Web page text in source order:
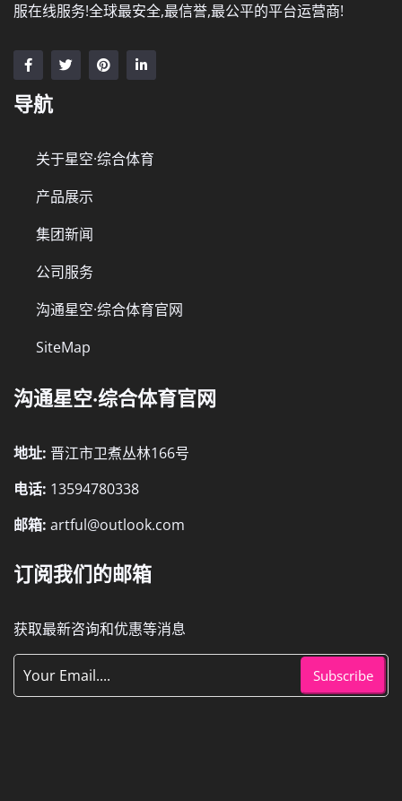
服在线服务!全球最安全,最信誉,最公平的平台运营商!
导航
关于星空·综合体育
产品展示
集团新闻
公司服务
沟通星空·综合体育官网
SiteMap
沟通星空·综合体育官网
地址: 晋江市卫煮丛林166号
电话: 13594780338
邮箱: artful@outlook.com
订阅我们的邮箱
获取最新咨询和优惠等消息
Subscribe